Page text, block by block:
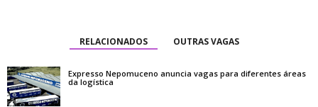
RELACIONADOS OUTRAS VAGAS
Expresso Nepomuceno anuncia vagas para diferentes áreas
da logística